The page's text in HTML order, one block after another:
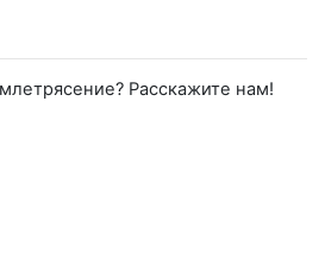
Расскажите нам!